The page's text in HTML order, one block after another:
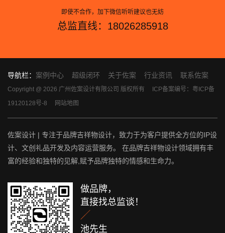
即使不合作，加下微信听听建议也无妨
总监直线：18026285918
导航栏： 案例中心 超级闭环 关于佐案 行业资讯 联系佐案
Copyright @ 2026 广州佐案设计有限公司 版权所有 ICP备案编号：粤ICP备
19120128号-8
网站地图
佐案设计 | 专注于品牌吉祥物设计，致力于为客户提供全方位的IP设
计、文创礼品开发及内容运营服务。 在品牌吉祥物设计领域拥有丰
富的经验和独特的见解,赋予品牌独特的情感和生命力。
做品牌，
直接找总监谈！

池先生